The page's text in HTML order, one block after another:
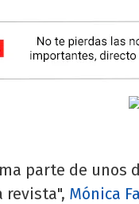
parte de unos
revista", Mónica